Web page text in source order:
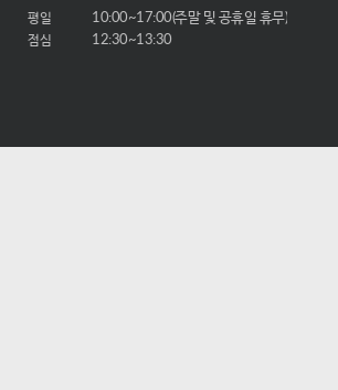
평일 10:00~17:00(주말 및 공휴일 휴무)
점심 12:30~13:30